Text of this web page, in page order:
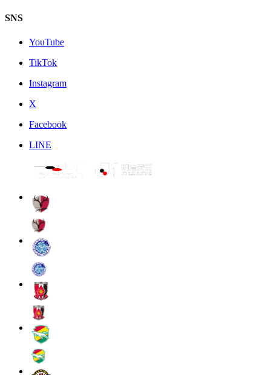
SNS
YouTube
TikTok
Instagram
X
Facebook
LINE